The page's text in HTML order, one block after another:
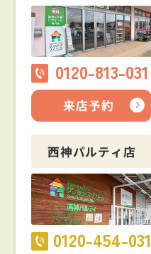
0120-813-031
来店予約
西神パルティ店
0120-454-031